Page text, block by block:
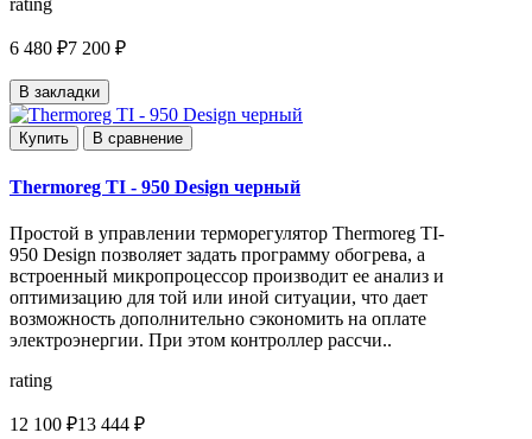
rating
6 480 ₽7 200 ₽
В закладки
Купить В сравнение
Thermoreg TI - 950 Design черный
Простой в управлении терморегулятор Thermoreg TI-
950 Design позволяет задать программу обогрева, а
встроенный микропроцессор производит ее анализ и
оптимизацию для той или иной ситуации, что дает
возможность дополнительно сэкономить на оплате
электроэнергии. При этом контроллер рассчи..
rating
12 100 ₽13 444 ₽